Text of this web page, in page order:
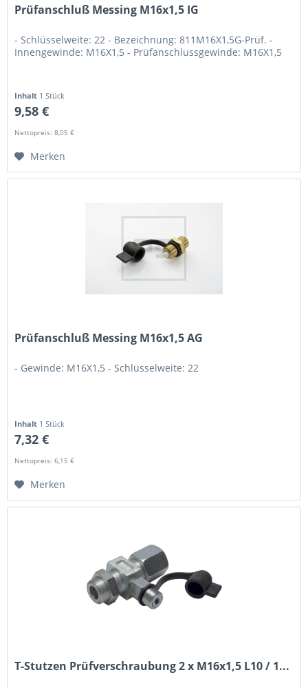
Prüfanschluß Messing M16x1,5 IG
- Schlüsselweite: 22 - Bezeichnung: 811M16X1,5G-Prüf. -
Innengewinde: M16X1,5 - Prüfanschlussgewinde: M16X1,5
Inhalt 1 Stück
9,58 €
Nettopreis: 8,05 €
Merken
Prüfanschluß Messing M16x1,5 AG
- Gewinde: M16X1,5 - Schlüsselweite: 22
Inhalt 1 Stück
7,32 €
Nettopreis: 6,15 €
Merken
T-Stutzen Prüfverschraubung 2 x M16x1,5 L10 / 1...